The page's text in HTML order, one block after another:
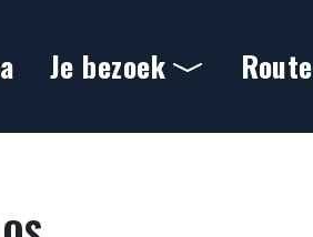
Je bezoek Route